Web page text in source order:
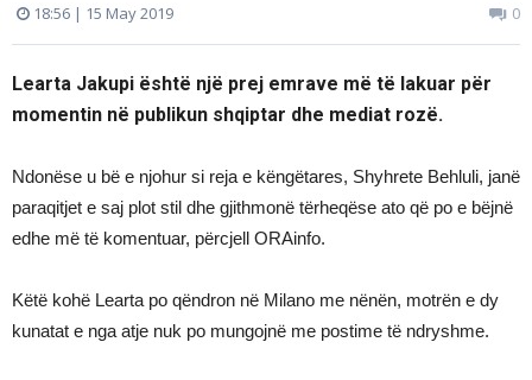
18:56 | 15 May 2019 0
Learta Jakupi është një prej emrave më të lakuar për
momentin në publikun shqiptar dhe mediat rozë.
Ndonëse u bë e njohur si reja e këngëtares, Shyhrete Behluli, janë
paraqitjet e saj plot stil dhe gjithmonë tërheqëse ato që po e bëjnë
edhe më të komentuar, përcjell ORAinfo.
Këtë kohë Learta po qëndron në Milano me nënën, motrën e dy
kunatat e nga atje nuk po mungojnë me postime të ndryshme.